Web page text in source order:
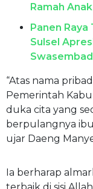
Ramah Anak
Panen
Sulsel
“Atas nama
Pemerintah
duka cita yang
berpulangnya
ujar Daeng
Ia berharap
terbaik di sisi